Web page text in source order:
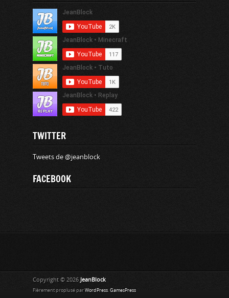
TWITTER
Tweets de @jeanblock
FACEBOOK
Copyright © 2026 JeanBlock
Fièrement proplusé par WordPress GamesPress